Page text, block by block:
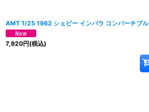
AMT 1/25 1962 シェビー インパラ コンバーチブル
7,920円(税込)